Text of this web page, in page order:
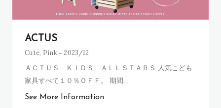
ACTUS
Cute, Pink 2023/12
ＡＣＴＵＳ ＫＩＤＳ ＡＬＬＳＴＡＲＳ 人気こども
家具すべて１０％ＯＦＦ。 期間…
See More Information